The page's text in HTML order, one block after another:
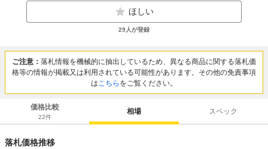
ほしい
29人が登録
ご注意： 落札情報を機械的に抽出しているため、異なる商品に関する落札価
格等の情報が掲載又は利用されている可能性があります。その他の免責事項
はこちら をご覧ください。
価格比較
22件
相場 スペック
落札価格推移